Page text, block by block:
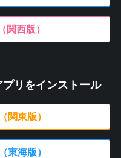
関西版）
リをインストール
関東版）
東海版）